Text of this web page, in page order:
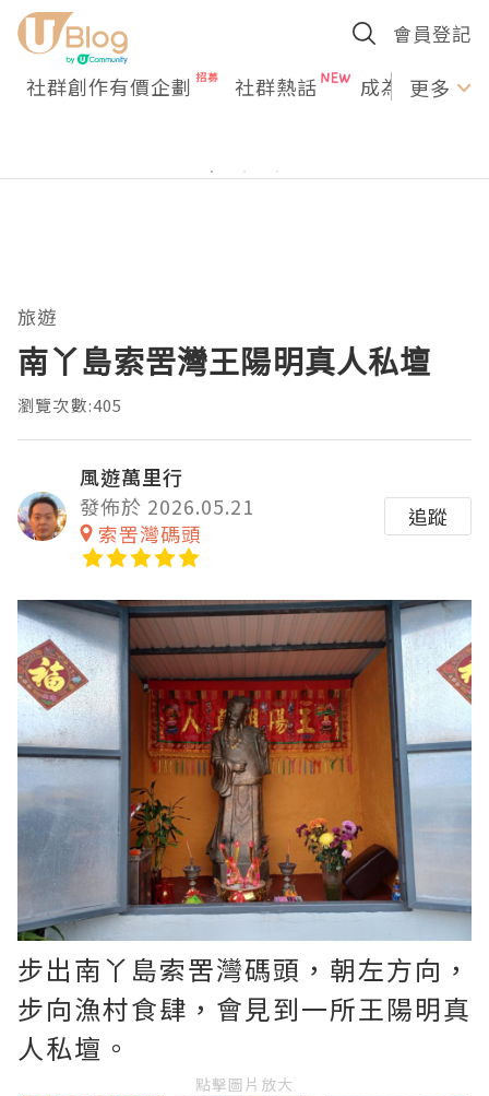
會員登記
社群創作有價企劃 社群熱話 成為U更多
旅遊
南丫島索罟灣王陽明真人私壇
瀏覽次數:405
風遊萬里行
發佈於 2026.05.21
索罟灣碼頭
追蹤
步出南丫島索罟灣碼頭，朝左方向，
步向漁村食肆，會見到一所王陽明真
人私壇。
點擊圖片放大